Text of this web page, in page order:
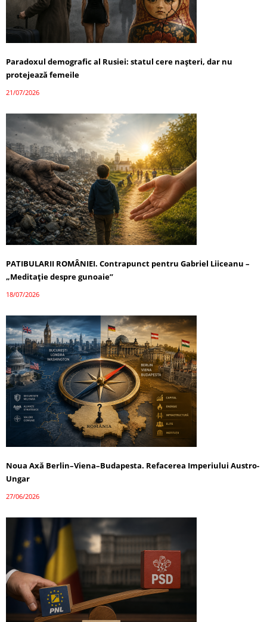
Paradoxul demografic al Rusiei: statul cere nașteri, dar nu
protejează femeile
21/07/2026
PATIBULARII ROMÂNIEI. Contrapunct pentru Gabriel Liiceanu –
„Meditație despre gunoaie”
18/07/2026
Noua Axă Berlin–Viena–Budapesta. Refacerea Imperiului Austro-
Ungar
27/06/2026